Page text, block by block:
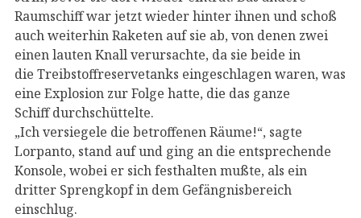
Raumschiff war jetzt wieder hinter ihnen und schoß
auch weiterhin Raketen auf sie ab, von denen zwei
einen lauten Knall verursachte, da sie beide in
die Treibstoffreservetanks eingeschlagen waren, was
eine Explosion zur Folge hatte, die das ganze
Schiff durchschüttelte.
„Ich versiegele die betroffenen Räume!“, sagte
Lorpanto, stand auf und ging an die entsprechende
Konsole, wobei er sich festhalten mußte, als ein
dritter Sprengkopf in dem Gefängnisbereich
einschlug.